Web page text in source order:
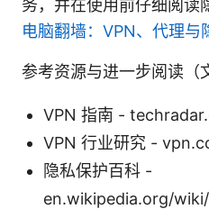
务，并在使用前仔细阅读
电脑翻墙：VPN、代理与
参考资源与进一步阅读（
VPN 指南 -
VPN 行业研究 -
隐私保护百科 -
en.wikipedia.org/